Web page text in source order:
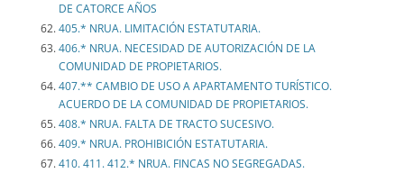
DE CATORCE AÑOS
405.* NRUA. LIMITACIÓN ESTATUTARIA.
406.* NRUA. NECESIDAD DE AUTORIZACIÓN DE LA
COMUNIDAD DE PROPIETARIOS.
407.** CAMBIO DE USO A APARTAMENTO TURÍSTICO.
ACUERDO DE LA COMUNIDAD DE PROPIETARIOS.
408.* NRUA. FALTA DE TRACTO SUCESIVO.
409.* NRUA. PROHIBICIÓN ESTATUTARIA.
410. 411. 412.* NRUA. FINCAS NO SEGREGADAS.